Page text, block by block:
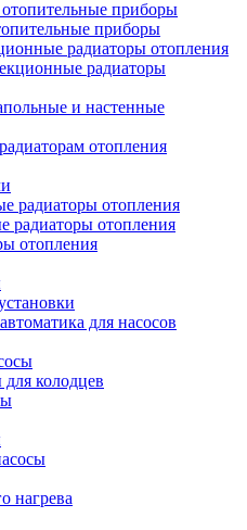
приборы
радиаторы отопления
радиаторы
и настенные
отопления
радиаторы отопления
радиаторы отопления
отопления
для насосов
колодцев
нагрева